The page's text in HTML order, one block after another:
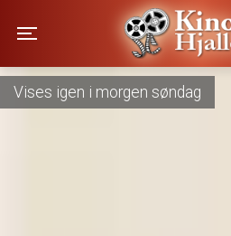
Toggle navigation
Kino Hjallerup
Vises nu